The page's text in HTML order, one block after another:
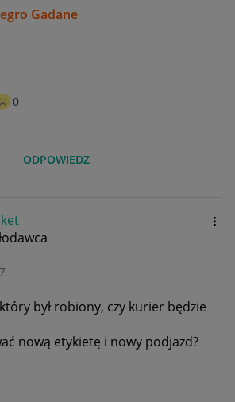
Gadane
0
ODPOWIEDZ
był robiony, czy kurier będzie
nową etykietę i nowy podjazd?